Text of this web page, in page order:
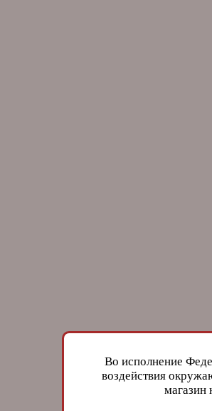
Во исполнение
воздействия
магазин